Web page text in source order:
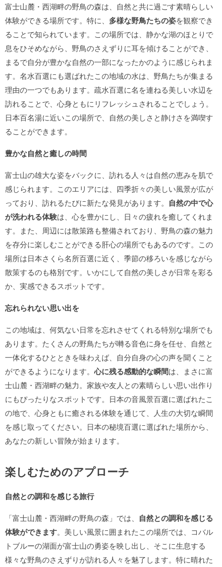
富士山麓・西湖畔の野鳥の森は、自然と共に過ごす素晴らしい
体験ができる場所です。特に、 多様な野鳥たちの姿を観察でき
ることで知られています。この場所では、静かな湖のほとりで
息をひそめながら、野鳥のさえずりに耳を傾けることができ、
まるで自分が豊かな自然の一部になったかのように感じられま
す。名水百選にも選ばれたこの地域の水は、野鳥たちが集まる
理由の一つでもあります。疏水百選に名を連ねる美しい水辺を
訪れることで、心身ともにリフレッシュされることでしょう。
日本百名湯に近いこの場所で、自然の美しさと静けさを満喫す
ることができます。
豊かな自然と癒しの時間
富士山の雄大な姿をバックに、訪れる人々は自然の恵みを肌で
感じられます。このエリアには、四季折々の美しい風景が広が
っており、訪れるたびに新たな発見があります。 自然の中で心
が洗われる体験は、心を豊かにし、日々の疲れを癒してくれま
す。また、周辺には散策路も整備されており、野鳥の森の魅力
を存分に楽しむことができる肝心の場所でもあるのです。この
場所は日本さくら名所百選に近く、季節の移ろいを感じながら
散策するのも格別です。いかにして自然の美しさが日常を彩る
か、実感できるスポットです。
忘れられない思い出を
この地域は、何気ない日常を忘れさせてくれる特別な場所でも
あります。たくさんの野鳥たちが囀る音色に身を任せ、自然と
一体化するひとときを味わえば、自分自身の心の声を聞くこと
ができるようになります。心に残る感動的な瞬間は、まさに富
士山麓・西湖畔の魅力。家族や友人との素晴らしい思い出作り
にもぴったりなスポットです。日本の音風景百選に選ばれたこ
の地で、心身ともに癒される体験を通じて、人生の大切な瞬間
を感じ取ってください。日本の秘境百選に選ばれた場所から、
あなたの新しい冒険が始まります。
楽しむためのアプローチ
自然との調和を感じる旅行
「富士山麓・西湖畔の野鳥の森」では、 自然との調和を感じる
体験ができます。美しい風景に囲まれたこの場所では、コバル
トブルーの湖面が富士山の勇姿を映し出し、そこに生息する
様々な野鳥のさえずりが訪れる人々を魅了します。特に晴れた